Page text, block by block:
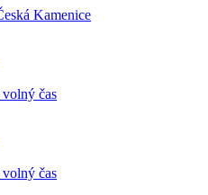
čas
čas